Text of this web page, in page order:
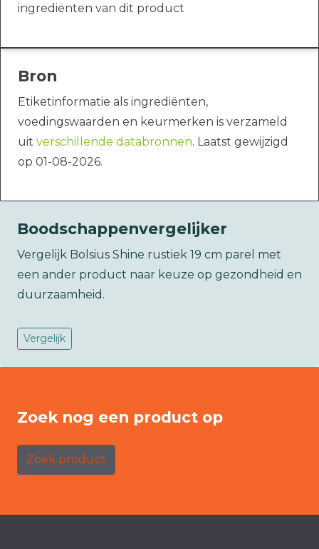
ingrediënten van dit product
Bron
Etiketinformatie als ingrediënten,
voedingswaarden en keurmerken is verzameld
uit verschillende databronnen. Laatst gewijzigd
op 01-08-2026.
Boodschappenvergelijker
Vergelijk Bolsius Shine rustiek 19 cm parel met
een ander product naar keuze op gezondheid en
duurzaamheid.
Vergelijk
Zoek nog een product op
Zoek product